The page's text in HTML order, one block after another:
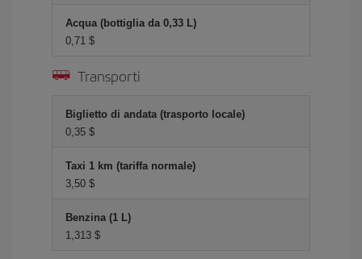
Acqua (bottiglia da 0,33 L)
0,71 $
Transporti
Biglietto di andata (trasporto locale)
0,35 $
Taxi 1 km (tariffa normale)
3,50 $
Benzina (1 L)
1,313 $